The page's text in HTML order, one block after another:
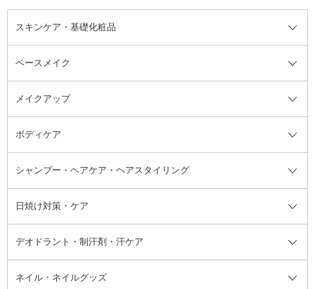
スキンケア・基礎化粧品
スキンケア・基礎化粧品全て
洗顔料
美容液
オールインワン化粧品 フェイスクリーム
フェイスオイル・バーム
ブースター・導入液
洗い流すパック・マスク
ベースメイク
ベースメイク全て
BBクリーム
コンシーラー ファンデーション
フェイスパウダー
メイクアップ
メイクアップ全て
まつげ美容液 つけまつげ
アイシャドウ
アイブロウ・眉マスカラ
チーク
ボディケア
ボディケア全て
ボディソープ・ハンドソープ・石
けん
ボディケア
レッグ・フットケア
バストケア
シャンプー・ヘアケア・ヘアスタイリング
シャンプー・ヘアケア・ヘアスタ
イリング全て
洗い流さないトリートメント
ヘアスタイリング剤
日焼け対策・ケア
日焼け対策・ケア全て
サンオイル・タンニング
デオドラント・制汗剤・汗ケア
デオドラント・制汗剤・汗ケア全
て
ネイル・ネイルグッズ